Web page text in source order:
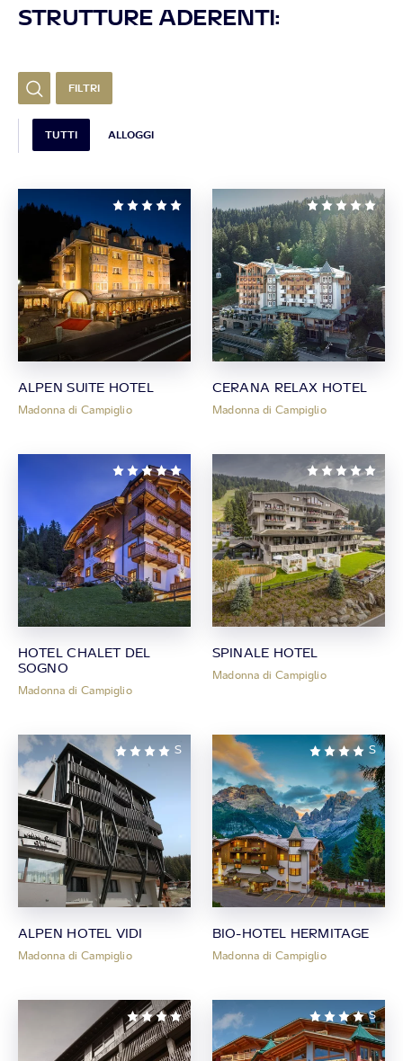
STRUTTURE ADERENTI:
FILTRI
TUTTI ALLOGGI
ALPEN SUITE HOTEL
Madonna di Campiglio
CERANA RELAX HOTEL
Madonna di Campiglio
HOTEL CHALET DEL
SOGNO
Madonna di Campiglio
SPINALE HOTEL
Madonna di Campiglio
S
ALPEN HOTEL VIDI
Madonna di Campiglio
S
BIO-HOTEL HERMITAGE
Madonna di Campiglio
S